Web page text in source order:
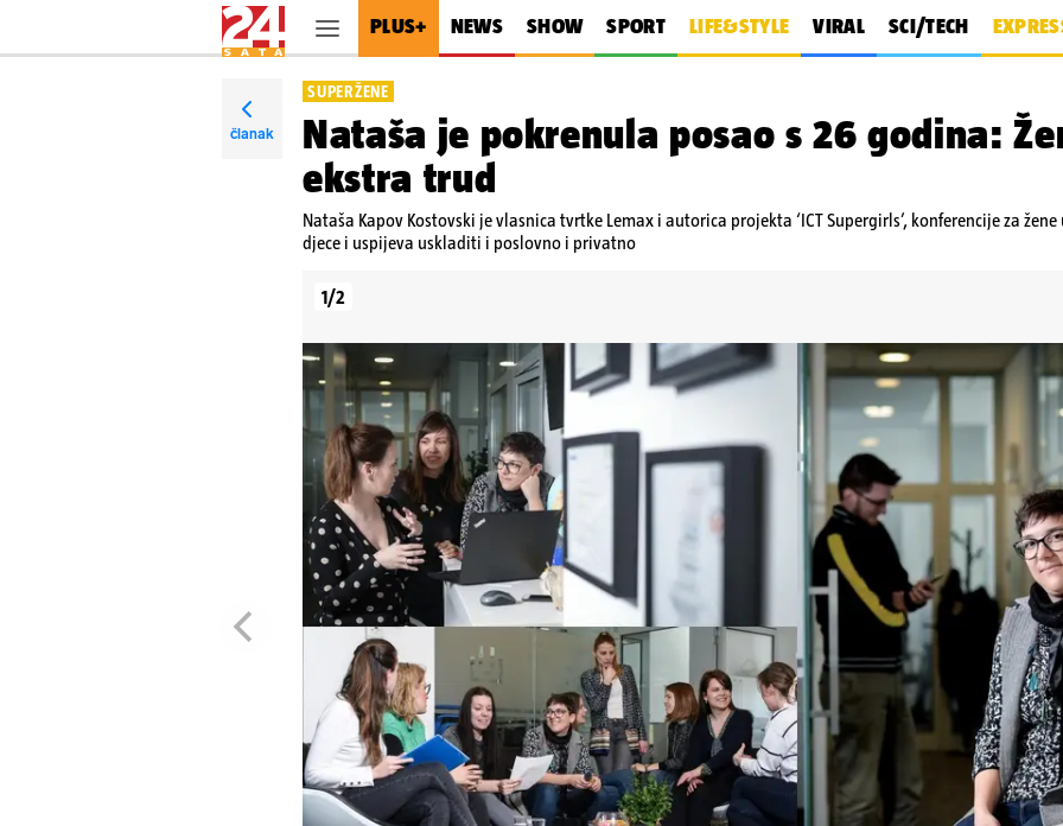
PLUS+ NEWS SHOW SPORT LIFE&STYLE VIRAL SCI/TECH
članak
SUPERŽENE
Nataša je pokrenula posao s 26 godina:
ekstra trud
Nataša Kapov Kostovski je vlasnica tvrtke Lemax i autorica projekta ‘ICT Supergirls’, konferencije za
djece i uspijeva uskladiti i poslovno i privatno
1/2